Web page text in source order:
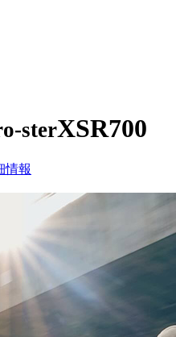
sterXSR700
情報